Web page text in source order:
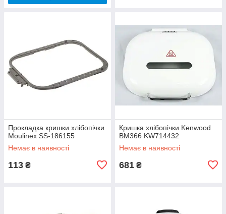
Прокладка кришки хлібопічки
Moulinex SS-186155
Немає в наявності
113 ₴
Кришка хлібопічки Kenwood
BM366 KW714432
Немає в наявності
681 ₴